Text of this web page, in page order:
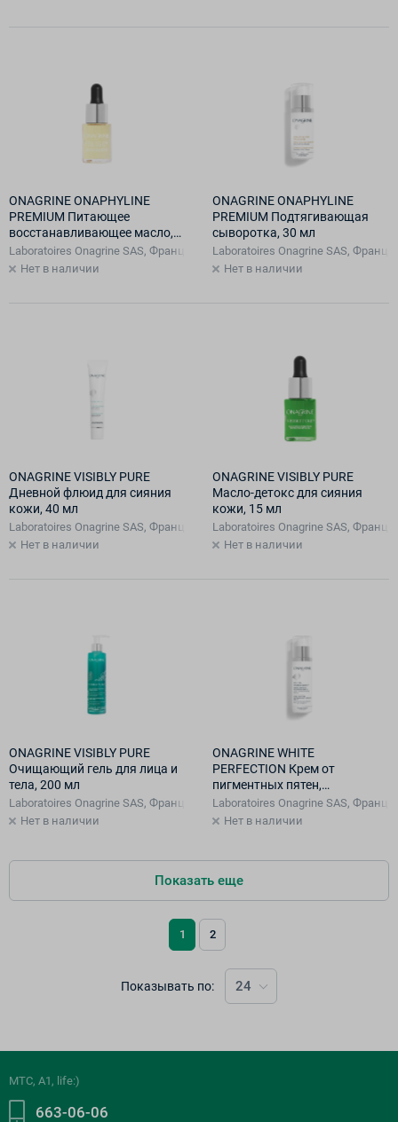
ONAGRINE ONAPHYLINE
PREMIUM Питающее
восстанавливающее масло,
15 мл
Laboratoires Onagrine SAS, Франция, Франция
Нет в наличии
ONAGRINE ONAPHYLINE
PREMIUM Подтягивающая
сыворотка, 30 мл
Laboratoires Onagrine SAS,
Нет в наличии
ONAGRINE VISIBLY PURE
Дневной флюид для сияния
кожи, 40 мл
Laboratoires Onagrine SAS, Франция, Франция
Нет в наличии
ONAGRINE VISIBLY PURE
Масло-детокс для сияния
кожи, 15 мл
Laboratoires Onagrine SAS,
Нет в наличии
ONAGRINE VISIBLY PURE
Очищающий гель для лица и
тела, 200 мл
Laboratoires Onagrine SAS, Франция, Франция
Нет в наличии
ONAGRINE WHITE
PERFECTION Крем от
пигментных пятен,
выравнивающий тон кожи
SPF15, 40 мл
Laboratoires Onagrine SAS,
Нет в наличии
Показать еще
Показывать по: 24
1 2
МТС, A1, life:)
663-06-06